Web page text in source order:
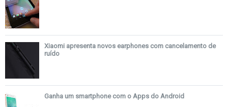
Xiaomi apresenta novos earphones com cancelamento de
ruído
Ganha um smartphone com o Apps do Android